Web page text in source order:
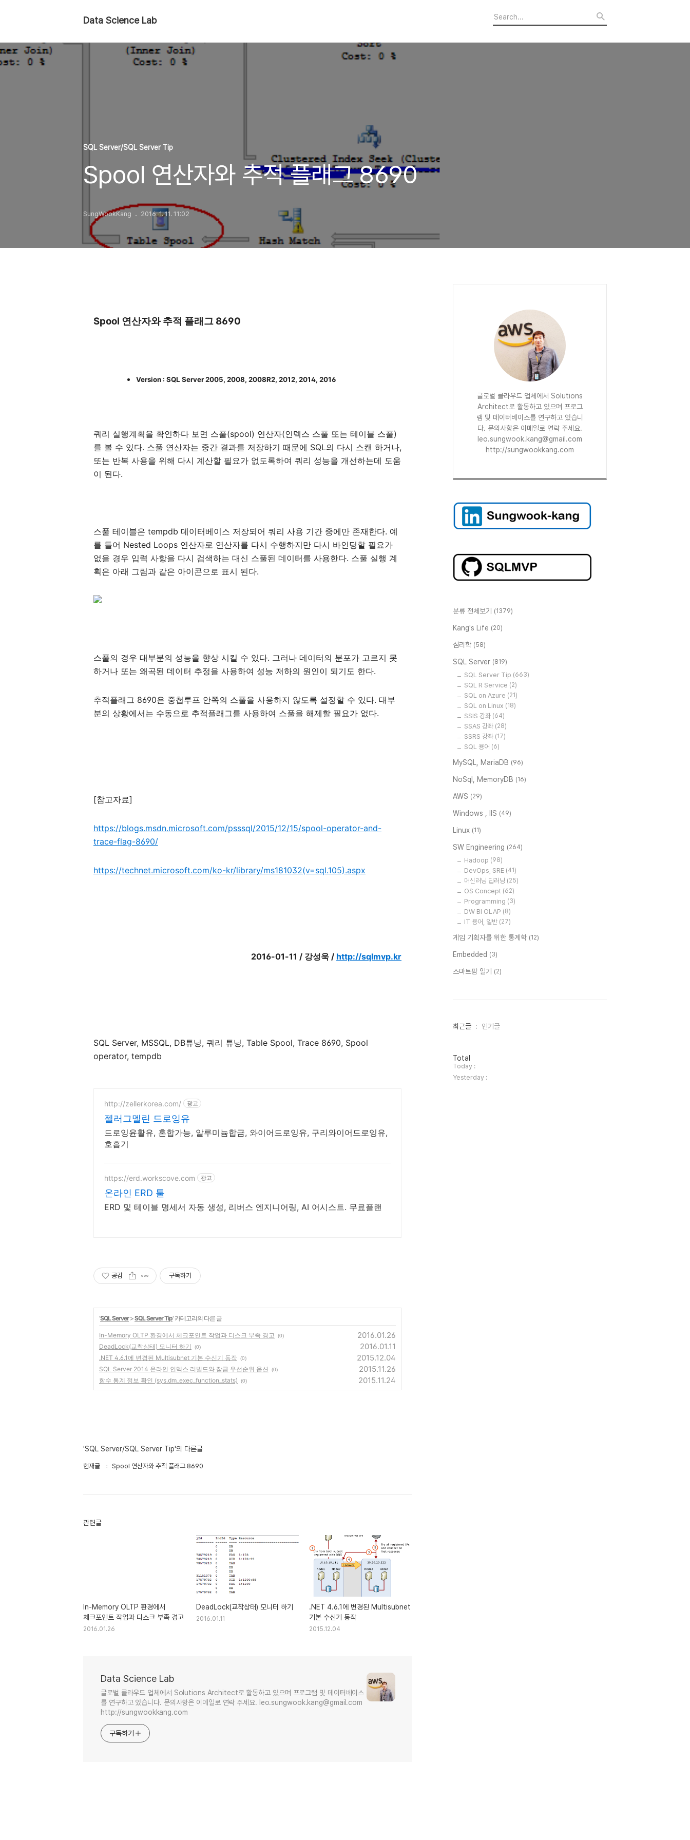
Data Science Lab
SQL Server/SQL Server Tip
Spool 연산자와 추적 플래그 8690
SungWookKang 2016. 1. 11. 11:02
Spool 연산자와 추적 플래그 8690
Version : SQL Server 2005, 2008, 2008R2, 2012, 2014, 2016
쿼리 실행계획을 확인하다 보면 스풀(spool) 연산자(인덱스 스풀 또는 테이블 스풀)
를 볼 수 있다. 스풀 연산자는 중간 결과를 저장하기 때문에 SQL의 다시 스캔 하거나,
또는 반복 사용을 위해 다시 계산할 필요가 없도록하여 쿼리 성능을 개선하는데 도움
이 된다.
스풀 테이블은 tempdb 데이터베이스 저장되어 쿼리 사용 기간 중에만 존재한다. 예
를 들어 Nested Loops 연산자로 연산자를 다시 수행하지만 다시 바인딩할 필요가
없을 경우 입력 사항을 다시 검색하는 대신 스풀된 데이터를 사용한다. 스풀 실행 계
획은 아래 그림과 같은 아이콘으로 표시 된다.
스풀의 경우 대부분의 성능을 향상 시킬 수 있다. 그러나 데이터의 분포가 고르지 못
하거나 또는 왜곡된 데이터 추정을 사용하여 성능 저하의 원인이 되기도 한다.
추적플래그 8690은 중첩루프 안쪽의 스풀을 사용하지 않도록 설정할 수 있다. 대부
분의 상황에서는 수동으로 추적플래그를 사용하여 스풀을 해제할 필요가 없다.
[참고자료]
https://blogs.msdn.microsoft.com/psssql/2015/12/15/spool-operator-and-
trace-flag-8690/
https://technet.microsoft.com/ko-kr/library/ms181032(v=sql.105).aspx
2016-01-11 / 강성욱 / http://sqlmvp.kr
SQL Server, MSSQL, DB튜닝, 쿼리 튜닝, Table Spool, Trace 8690, Spool
operator, tempdb
http://zellerkorea.com/ 광고
젤러그멜린 드로잉유
드로잉윤활유, 혼합가능, 알루미늄합금, 와이어드로잉유, 구리와이어드로잉유,
호흡기
https://erd.workscove.com 광고
온라인 ERD 툴
ERD 및 테이블 명세서 자동 생성, 리버스 엔지니어링, AI 어시스트. 무료플랜
공감 구독하기
'SQL Server>SQL Server Tip' 카테고리의 다른 글
In-Memory OLTP 환경에서 체크포인트 작업과 디스크 부족 경고 (0) 2016.01.26
DeadLock(교착상태) 모니터 하기 (0) 2016.01.11
.NET 4.6.1에 변경된 Multisubnet 기본 수신기 동작 (0) 2015.12.04
SQL Server 2014 온라인 인덱스 리빌드와 잠금 우선순위 옵션 (0) 2015.11.26
함수 통계 정보 확인 (sys.dm_exec_function_stats) (0) 2015.11.24
'SQL Server/SQL Server Tip'의 다른글
현재글 Spool 연산자와 추적 플래그 8690
관련글
In-Memory OLTP 환경에서
체크포인트 작업과 디스크 부족 경고
2016.01.26
DeadLock(교착상태) 모니터 하기
2016.01.11
.NET 4.6.1에 변경된 Multisubnet
기본 수신기 동작
2015.12.04
Data Science Lab
글로벌 클라우드 업체에서 Solutions Architect로 활동하고 있으며 프로그램 및 데이터베이스
를 연구하고 있습니다. 문의사항은 이메일로 연락 주세요. leo.sungwook.kang@gmail.com
http://sungwookkang.com
구독하기
글로벌 클라우드 업체에서 Solutions
Architect로 활동하고 있으며 프로그
램 및 데이터베이스를 연구하고 있습니
다. 문의사항은 이메일로 연락 주세요.
leo.sungwook.kang@gmail.com
http://sungwookkang.com
분류 전체보기 (1379)
Kang's Life (20)
심리학 (58)
SQL Server (819)
SQL Server Tip (663)
SQL R Service (2)
SQL on Azure (21)
SQL on Linux (18)
SSIS 강좌 (64)
SSAS 강좌 (28)
SSRS 강좌 (17)
SQL 용어 (6)
MySQL, MariaDB (96)
NoSql, MemoryDB (16)
AWS (29)
Windows , IIS (49)
Linux (11)
SW Engineering (264)
Hadoop (98)
DevOps, SRE (41)
머신러닝 딥러닝 (25)
OS Concept (62)
Programming (3)
DW BI OLAP (8)
IT 용어, 일반 (27)
게임 기획자를 위한 통계학 (12)
Embedded (3)
스마트팜 일기 (2)
최
인
기
글
최근글 인기글
방
문
자
수
Total
Today :
Yesterday :